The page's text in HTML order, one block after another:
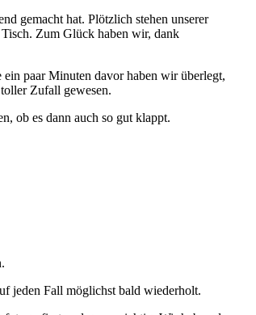
gemacht hat. Plötzlich stehen unserer
Zum Glück haben wir, dank
paar Minuten davor haben wir überlegt,
Zufall gewesen.
ob es dann auch so gut klappt.
jeden Fall möglichst bald wiederholt.